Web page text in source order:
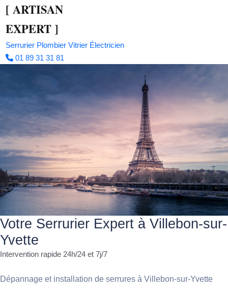
[ ARTISAN
EXPERT]
Serrurier Plombier Vitrier Électricien
01 89 31 31 81
Votre Serrurier Expert à Villebon-sur-
Yvette
Intervention rapide 24h/24 et 7j/7
Dépannage et installation de serrures à Villebon-sur-Yvette